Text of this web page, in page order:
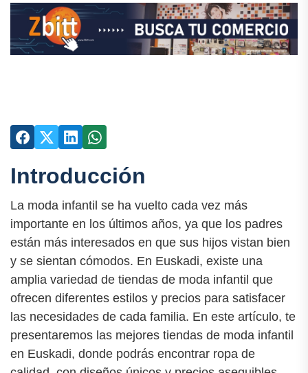
Introducción
La moda infantil se ha vuelto cada vez más
importante en los últimos años, ya que los padres
están más interesados en que sus hijos vistan bien
y se sientan cómodos. En Euskadi, existe una
amplia variedad de tiendas de moda infantil que
ofrecen diferentes estilos y precios para satisfacer
las necesidades de cada familia. En este artículo, te
presentaremos las mejores tiendas de moda infantil
en Euskadi, donde podrás encontrar ropa de